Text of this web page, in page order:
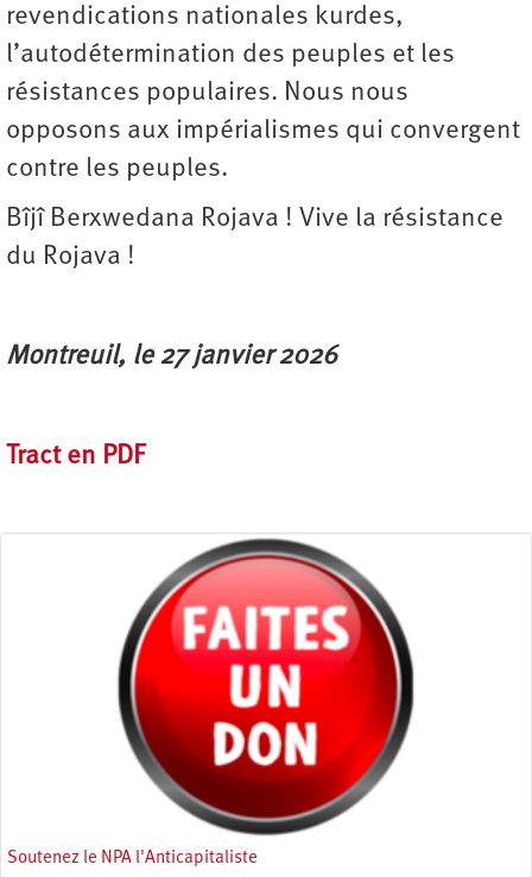
revendications nationales kurdes,
l’autodétermination des peuples et les
résistances populaires. Nous nous
opposons aux impérialismes qui convergent
contre les peuples.
Bîjî Berxwedana Rojava ! Vive la résistance
du Rojava !
Montreuil, le 27 janvier 2026
Tract en PDF
Soutenez le NPA l'Anticapitaliste